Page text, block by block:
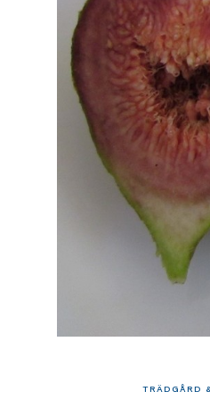
TRÄDGÅRD